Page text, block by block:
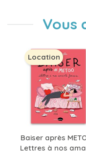
Vous
Baiser après
Lettres à nos
Location